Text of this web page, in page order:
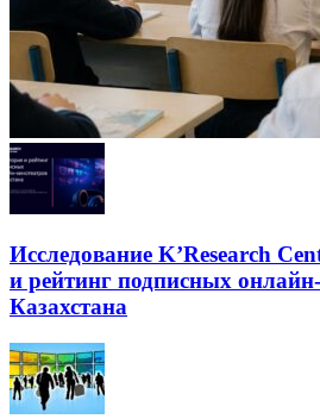
Исследование K’Research
и рейтинг подписных
Казахстана